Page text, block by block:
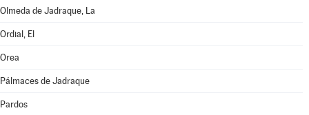
Olmeda de Jadraque, La
Ordial, El
Orea
Pálmaces de Jadraque
Pardos